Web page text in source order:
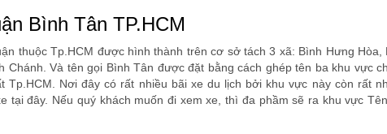
Bình Tân TP.HCM
thuộc Tp.HCM được hình thành trên cơ sở tách 3 xã: Bình Hưng
Chánh. Và tên gọi Bình Tân được đặt bằng cách ghép tên ba khu vực
Tp.HCM. Nơi đây có rất nhiều bãi xe du lịch bởi khu vực này còn rất
tại đây. Nếu quý khách muốn đi xem xe, thì đa phầm sẽ ra khu vực